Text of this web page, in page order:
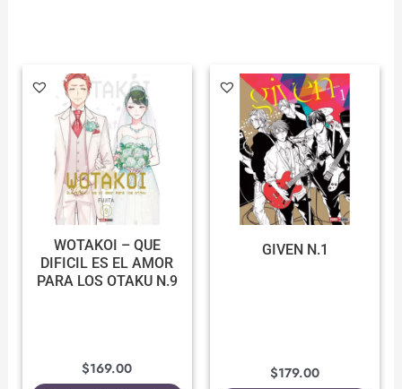
WOTAKOI – QUE
DIFICIL ES EL AMOR
PARA LOS OTAKU N.9
$169.00
GIVEN N.1
$179.00